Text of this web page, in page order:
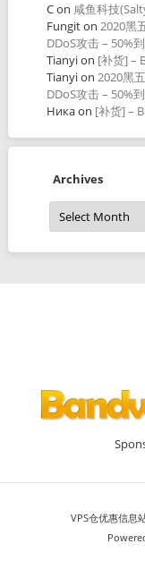
Con 咸鱼科技
Fungiton 2020黑
DDoS攻击 – 50%
Tianyion [补货] –
Tianyion 2020黑
DDoS攻击 – 50%
Никаon [补货] –
Archives
Archives
VPS仓优惠信息